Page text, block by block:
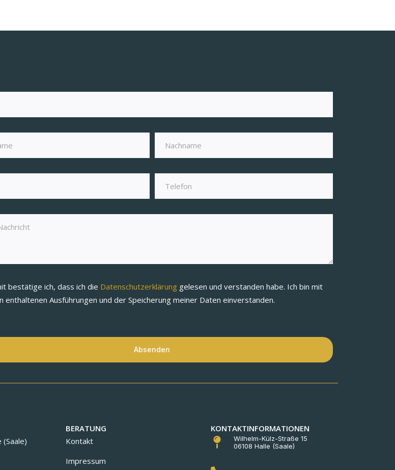
bestätige ich, dass ich die Datenschutzerklärung gelesen und verstanden habe. Ich bin mit
enthaltenen Ausführungen und der Speicherung meiner Daten einverstanden.
Absenden
BERATUNG
Kontakt
Impressum
KONTAKTINFORMATIONEN
Wilhelm-Külz-Straße 15
06108 Halle (Saale)